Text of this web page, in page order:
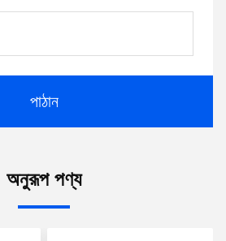
পাঠান
অনুরূপ পণ্য